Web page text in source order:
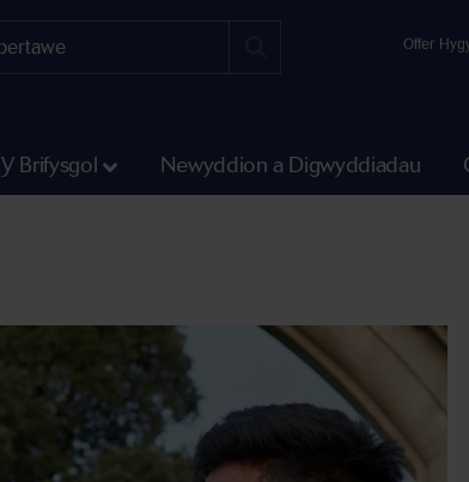
Offer
Y Brifysgol Newyddion a Digwyddiadau